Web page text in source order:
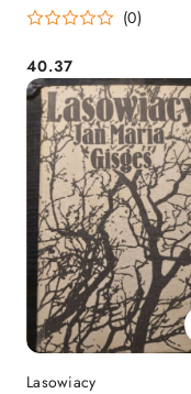
(0)
Cena:
40.37
Lasowiacy